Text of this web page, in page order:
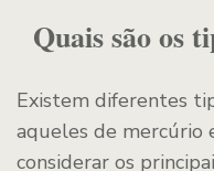
Quais são os
Existem diferentes
aqueles de mercúrio
considerar os